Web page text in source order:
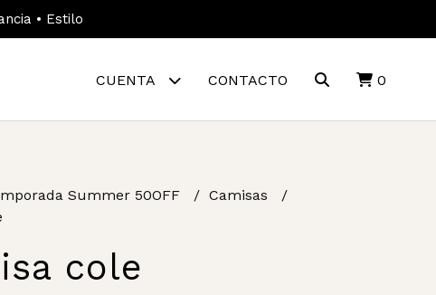
• Estilo
CUENTA CONTACTO 0
Summer 50OFF
Camisas
cole